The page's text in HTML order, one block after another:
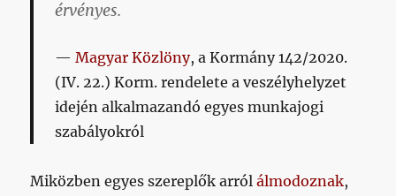
érvényes.
Magyar Közlöny, a Kormány 142/2020.
(IV. 22.) Korm. rendelete a veszélyhelyzet
idején alkalmazandó egyes munkajogi
szabályokról
Miközben egyes szereplők arrólálmodoznak,